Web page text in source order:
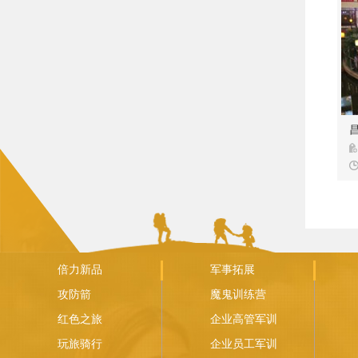
倍力新品
攻防箭
红色之旅
玩旅骑行
军事拓展
魔鬼训练营
企业高管军训
企业员工军训